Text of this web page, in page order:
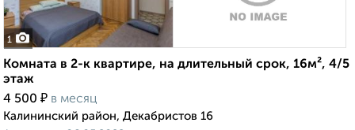
1
Комната в 2-к квартире, на длительный срок, 16м², 4/5
этаж
4 500 ₽ в месяц
Калининский район, Декабристов 16